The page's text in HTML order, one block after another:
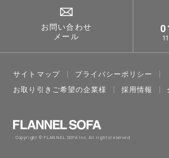
お問い合わせ
メール
サイトマップ
プライバシーポリシー
お取り引きご希望の企業様
採⽤情報
Copyright © FLANNEL SOFA Inc. All rights reserved